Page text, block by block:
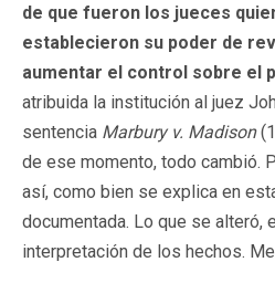
de que fueron los jueces
establecieron su poder de
aumentar el control sobre el
atribuida la institución al juez
sentencia Marbury v. Madison
de ese momento, todo cambió.
así, como bien se explica en
documentada. Lo que se alteró,
interpretación de los hechos.